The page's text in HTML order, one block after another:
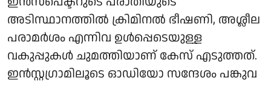
അടിസ്ഥാനത്തിൽ ക്രിമിനൽ ഭീഷണി, അശ്ലീല
പരാമർശം എന്നിവ ഉൾപ്പെടെയുള്ള
വകുപ്പുകൾ ചുമത്തിയാണ് കേസ് എടുത്തത്.
ഇൻസ്റ്റഗ്രാമിലൂടെ ഓഡിയോ സന്ദേശം പങ്കുവ